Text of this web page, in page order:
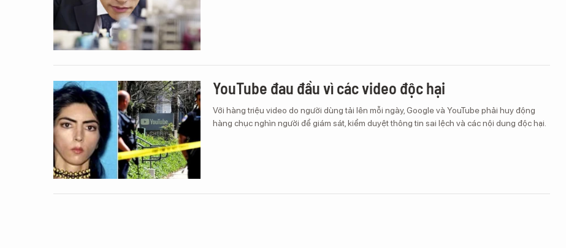
YouTube đau đầu vì các video độc hại
Với hàng triệu video do người dùng tải lên mỗi ngày, Google và YouTube phải huy động
hàng chục nghìn người để giám sát, kiểm duyệt thông tin sai lệch và các nội dung độc hại.